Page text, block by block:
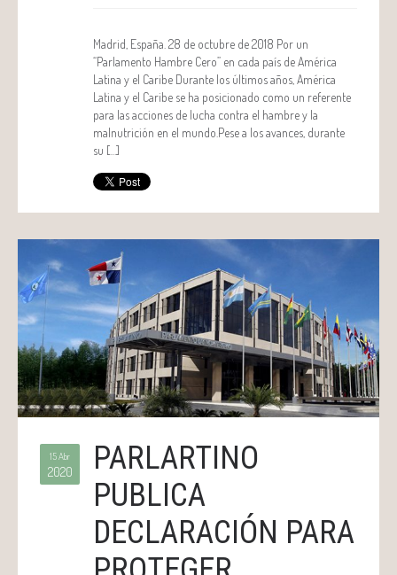
Madrid, España. 28 de octubre de 2018 Por un
“Parlamento Hambre Cero” en cada país de América
Latina y el Caribe Durante los últimos años, América
Latina y el Caribe se ha posicionado como un referente
para las acciones de lucha contra el hambre y la
malnutrición en el mundo.Pese a los avances, durante
su […]
15 Abr
2020
PARLARTINO
PUBLICA
DECLARACIÓN PARA